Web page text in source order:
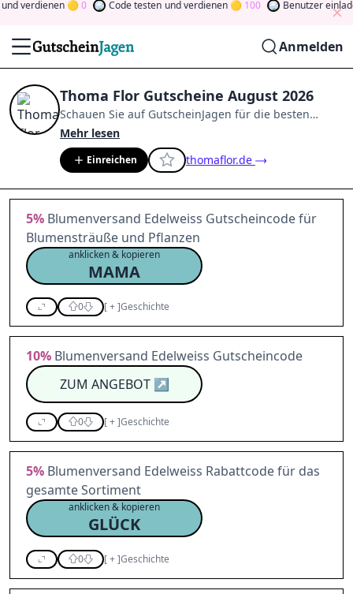
verdienen 0 Code testen und verdienen 100 Benutzer
Anmelden
Thoma Flor Gutscheine August 2026
Schauen Sie auf GutscheinJagen für die besten
Thoma Flor-Angebote im
Mitglied der Community
indem Sie durch Abstimmen, Testen, Teilen und
mehr beitragen.
Drehen Sie den Glücksklee
gewinnen Sie Geld
Mehr lesen
Einreichen thomaflor.de
5% Blumenversand Edelweiss Gutscheincode für
Blumensträuße und Pflanzen
anklicken & kopieren
MAMA
0 [+]Geschichte
10% Blumenversand Edelweiss Gutscheincode
ZUM ANGEBOT↗
0 [+]Geschichte
5% Blumenversand Edelweiss Rabattcode für das
gesamte Sortiment
anklicken & kopieren
GLÜCK
0 [+]Geschichte